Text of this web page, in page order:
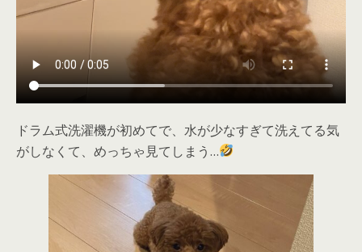
ドラム式洗濯機が初めてで、水が少なすぎて洗えてる気
がしなくて、めっちゃ見てしまう…